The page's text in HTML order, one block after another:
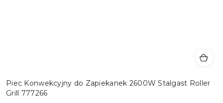
Piec Konwekcyjny do Zapiekanek 2600W Stalgast Roller
Grill 777266